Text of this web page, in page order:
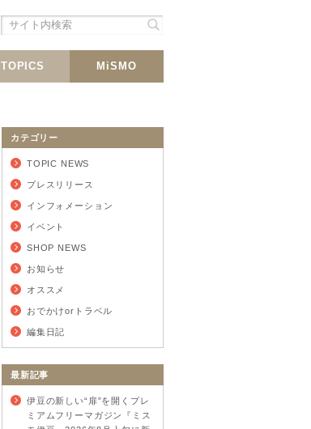
TOPICS MiSMO
カテゴリー
TOPIC NEWS
プレスリリース
インフォメーション
イベント
SHOP NEWS
お知らせ
オススメ
おでかけorトラベル
編集日記
最新記事
伊豆の新しい“扉”を開くプレ
ミアムフリーマガジン『ミス